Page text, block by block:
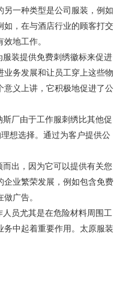
一种类型是公司服装，例如
如，在与酒店行业的顾客打交
地工作。
装提供免费刺绣徽标来促进
务发展和让员工穿上这些物
意义上讲，它积极地促进了公
厂由于工作服刺绣比其他促
想选择。通过为客户提供公
出，因为它可以提供有关您
企业繁荣发展，例如包含免费
广告。
员尤其是在危险材料周围工
中起着重要作用。太原服装